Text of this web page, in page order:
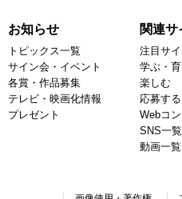
お知らせ
トピックス一覧
サイン会・イベント
各賞・作品募集
テレビ・映画化情報
プレゼント
関連サ
注目サイ
学ぶ・
楽しむ
応募する
Webコ
SNS一覧
動画一覧